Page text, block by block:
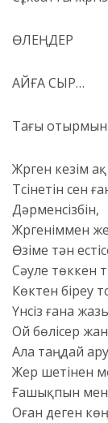
ӨЛЕҢДЕР
АЙҒА СЫР…
Тағы отырмын
Жүрген кезім
Түсінетін сен
Дәрменсізбін,
Жүргеніммен
Өзіме тән
Сәуле төккен
Көктен біреу
Үнсіз ғана
Ой бөлісер
Ала таңдай ару
Жер шетінен
Ғашықпын
Оған деген